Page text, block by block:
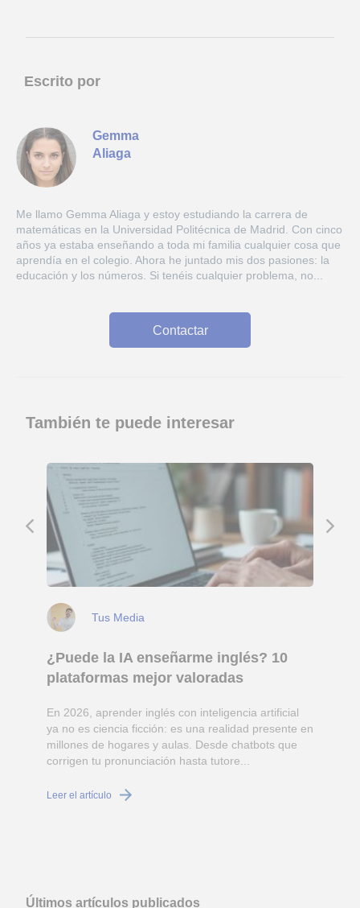
Escrito por
Gemma
Aliaga
Me llamo Gemma Aliaga y estoy estudiando la carrera de
matemáticas en la Universidad Politécnica de Madrid. Con cinco
años ya estaba enseñando a toda mi familia cualquier cosa que
aprendía en el colegio. Ahora he juntado mis dos pasiones: la
educación y los números. Si tenéis cualquier problema, no...
Contactar
También te puede interesar
Tus Media
¿Puede la IA enseñarme inglés? 10
plataformas mejor valoradas
En 2026, aprender inglés con inteligencia artificial
ya no es ciencia ficción: es una realidad presente en
millones de hogares y aulas. Desde chatbots que
corrigen tu pronunciación hasta tutore...
Leer el artículo
Últimos artículos publicados